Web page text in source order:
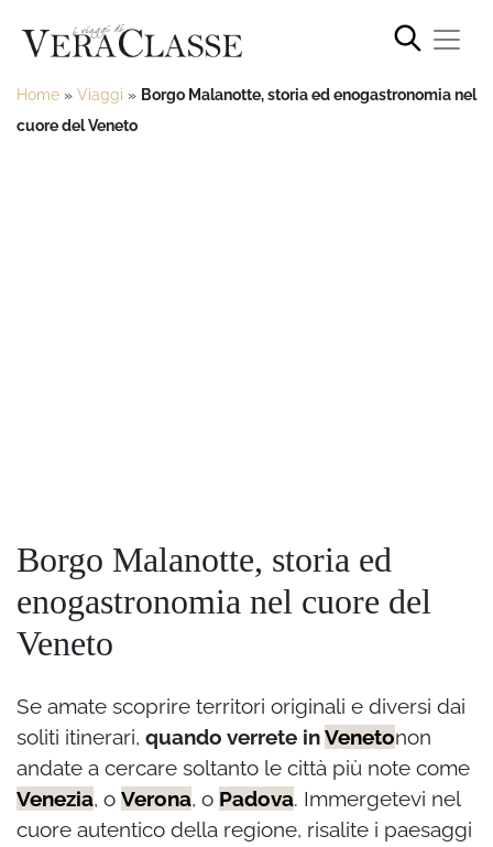
Home » Viaggi » Borgo Malanotte, storia ed enogastronomia nel
cuore del Veneto
Borgo Malanotte, storia ed
enogastronomia nel cuore del
Veneto
Se amate scoprire territori originali e diversi dai
soliti itinerari, quando verrete inVenetonon
andate a cercare soltanto le città più note come
Venezia, o Verona, o Padova. Immergetevi nel
cuore autentico della regione, risalite i paesaggi